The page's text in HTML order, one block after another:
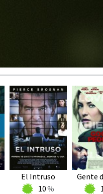
El Intruso
10
Gente